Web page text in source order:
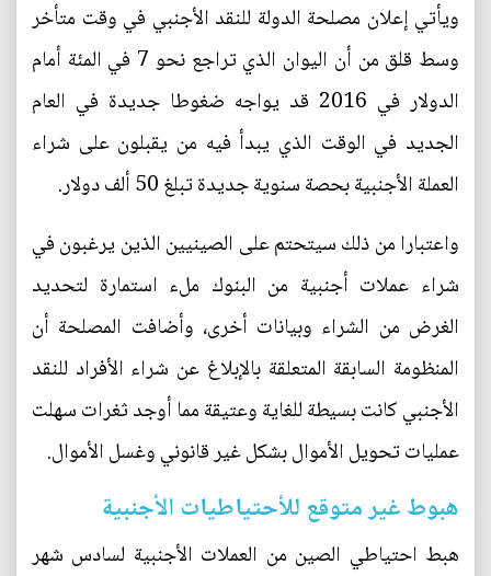
ويأتي إعلان مصلحة الدولة للنقد الأجنبي في وقت متأخر
وسط قلق من أن اليوان الذي تراجع نحو 7 في المئة أمام
الدولار في 2016 قد يواجه ضغوطا جديدة في العام
الجديد في الوقت الذي يبدأ فيه من يقبلون على شراء
العملة الأجنبية بحصة سنوية جديدة تبلغ 50 ألف دولار.
واعتبارا من ذلك سيتحتم على الصينيين الذين يرغبون في
شراء عملات أجنبية من البنوك ملء استمارة لتحديد
الغرض من الشراء وبيانات أخرى، وأضافت المصلحة أن
المنظومة السابقة المتعلقة بالإبلاغ عن شراء الأفراد للنقد
الأجنبي كانت بسيطة للغاية وعتيقة مما أوجد ثغرات سهلت
عمليات تحويل الأموال بشكل غير قانوني وغسل الأموال.
هبوط غير متوقع للأحتياطيات الأجنبية
هبط احتياطي الصين من العملات الأجنبية لسادس شهر